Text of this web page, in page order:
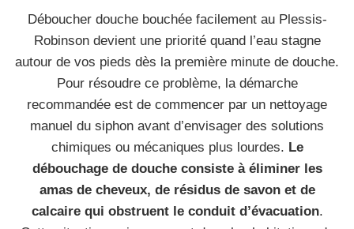
Déboucher douche bouchée facilement au Plessis-
Robinson devient une priorité quand l’eau stagne
autour de vos pieds dès la première minute de douche.
Pour résoudre ce problème, la démarche
recommandée est de commencer par un nettoyage
manuel du siphon avant d’envisager des solutions
chimiques ou mécaniques plus lourdes. Le
débouchage de douche consiste à éliminer les
amas de cheveux, de résidus de savon et de
calcaire qui obstruent le conduit d’évacuation.